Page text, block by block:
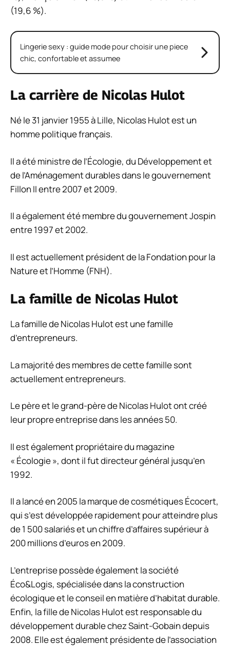
(19,6 %).
Lingerie sexy : guide mode pour choisir une piece
chic, confortable et assumee
La carrière de Nicolas Hulot
Né le 31 janvier 1955 à Lille, Nicolas Hulot est un
homme politique français.
Il a été ministre de l’Écologie, du Développement et
de l’Aménagement durables dans le gouvernement
Fillon II entre 2007 et 2009.
Il a également été membre du gouvernement Jospin
entre 1997 et 2002.
Il est actuellement président de la Fondation pour la
Nature et l’Homme (FNH).
La famille de Nicolas Hulot
La famille de Nicolas Hulot est une famille
d’entrepreneurs.
La majorité des membres de cette famille sont
actuellement entrepreneurs.
Le père et le grand-père de Nicolas Hulot ont créé
leur propre entreprise dans les années 50.
Il est également propriétaire du magazine
« Écologie », dont il fut directeur général jusqu’en
1992.
Il a lancé en 2005 la marque de cosmétiques Écocert,
qui s’est développée rapidement pour atteindre plus
de 1 500 salariés et un chiffre d’affaires supérieur à
200 millions d’euros en 2009.
L’entreprise possède également la société
Éco&Logis, spécialisée dans la construction
écologique et le conseil en matière d’habitat durable.
Enfin, la fille de Nicolas Hulot est responsable du
développement durable chez Saint-Gobain depuis
2008. Elle est également présidente de l’association